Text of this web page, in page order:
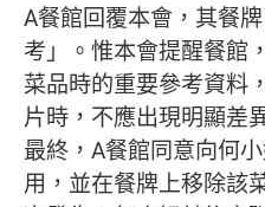
A餐館回覆本會，其餐
考」。惟本會提醒餐館
菜品時的重要參考資料
片時，不應出現明顯差
最終，A餐館同意向何
用，並在餐牌上移除該